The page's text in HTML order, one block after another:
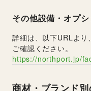
その他設備・オプ
詳細は、以下URLより
ご確認ください。
https://northport.jp/
商材・ブランド